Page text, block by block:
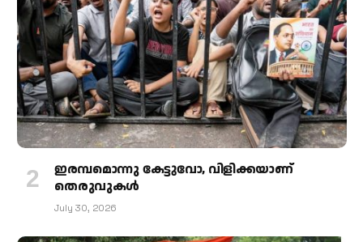
ഇരമ്പമൊന്നു കേട്ടുവോ, വിളിക്കയാണ്
തെരുവുകള്‍
July 30, 2026